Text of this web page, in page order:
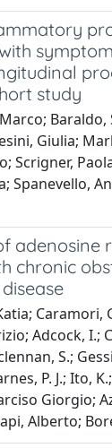
study
Giulia;
Scrigner,
Spanevello,
adenosine
chronic
Caramori,
Adcock, I.;
S.;
P. J.; Ito,
Giorgio;
Alberto;